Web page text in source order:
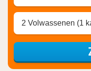
2 Volwassenen (1